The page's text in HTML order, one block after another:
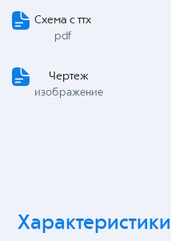
Схема с ттх
pdf
Чертеж
изображение
Характеристики